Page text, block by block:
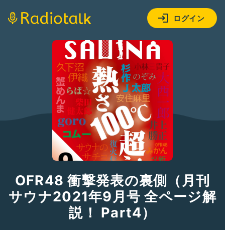
ログイン
OFR48 衝撃発表の裏側（月刊
サウナ2021年9月号 全ページ解
説！ Part4）